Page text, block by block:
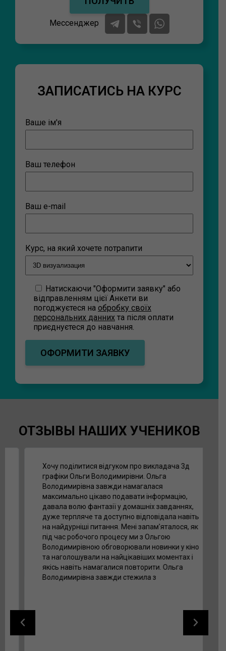
Мессенджер
ЗАПИСАТИСЬ НА КУРС
Ваше ім'я
Ваш телефон
Ваш e-mail
Курс, на який хочете потрапити
Натискаючи "Оформити заявку" або
відправленням цієї Анкети ви
погоджуєтеся на обробку своїх
персональних данних та після оплати
приєднуєтеся до навчання.
ОТЗЫВЫ НАШИХ УЧЕНИКОВ
Хочу поділитися відгуком про викладача 3д
графіки Ольги Володимирівни. Ольга
Володимирівна завжди намагалася
максимально цікаво подавати інформацію,
давала волю фантазії у домашніх завданнях,
дуже терпляче та доступно відповідала навіть
на найдурніші питання. Мені запам'яталося, як
під час робочого процесу ми з Ольгою
Володимирівною обговорювали новинки у кіно
та наголошували на найцікавіших моментах і
якісь навіть намагалися повторити. Ольга
Володимирівна завжди стежила з